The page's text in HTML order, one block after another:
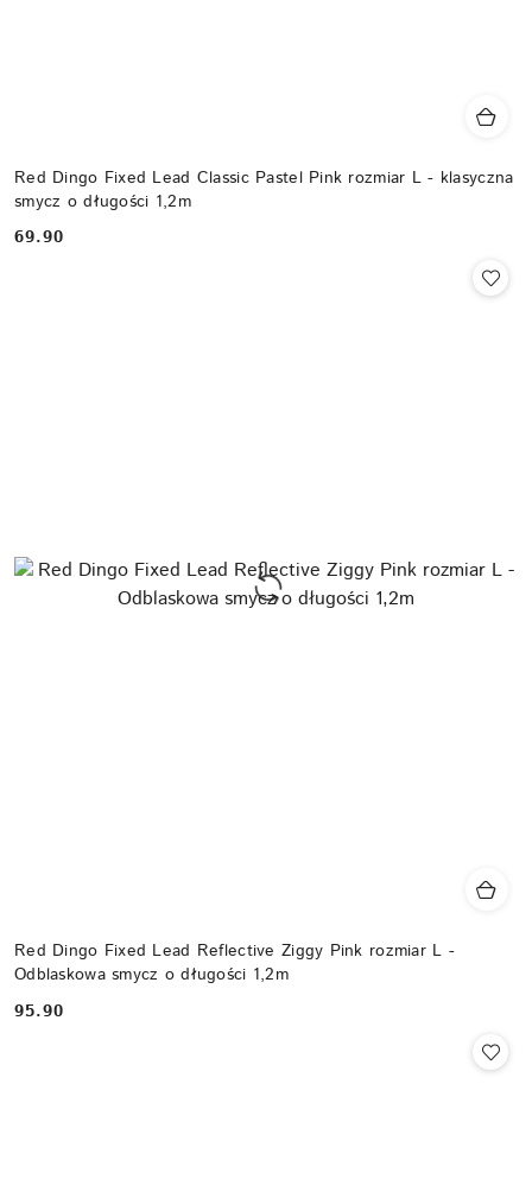
Red Dingo Fixed Lead Classic Pastel Pink rozmiar L - klasyczna
smycz o długości 1,2m
Cena:
69.90
Red Dingo Fixed Lead Reflective Ziggy Pink rozmiar L -
Odblaskowa smycz o długości 1,2m
Cena:
95.90